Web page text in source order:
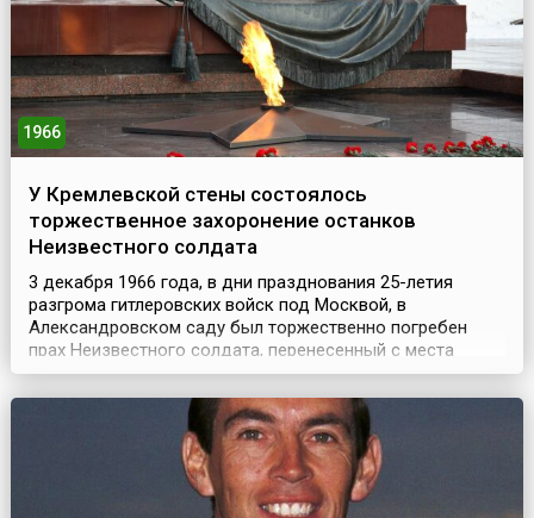
1966
У Кремлевской стены состоялось
торжественное захоронение останков
Неизвестного солдата
3 декабря 1966 года, в дни празднования 25-летия
разгрома гитлеровских войск под Москвой, в
Александровском саду был торжественно погребен
прах Неизвестного солдата, перенесенный с места
кровопролитных боев — 41-го километра
Ленинградского шоссе.8 мая 1967 года в Москве был
открыт мемориальный архитектурный ансамбль «Могила
Неизвестного солдата». На могиле был зажжен Вечный